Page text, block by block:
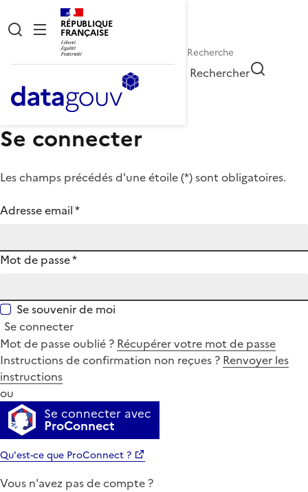
RÉPUBLIQUE
FRANÇAISE
Rechercher
Se connecter
Les champs précédés d'une étoile (*) sont obligatoires.
Adresse email*
Mot de passe*
Se souvenir de moi
Se connecter
Mot de passe oublié ? Récupérer votre mot de passe
Instructions de confirmation non reçues ? Renvoyer les
instructions
ou
Se connecter avec
ProConnect
Qu'est-ce que ProConnect ?
Vous n'avez pas de compte ?